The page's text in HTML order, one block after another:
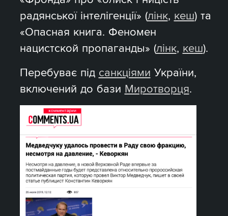
радянської інтелігенції» (лінк, кеш) та
«Опасная книга. Феномен
нацистской пропаганды» (лінк, кеш).
Перебуває під санкціями України,
включений до бази Миротворця.